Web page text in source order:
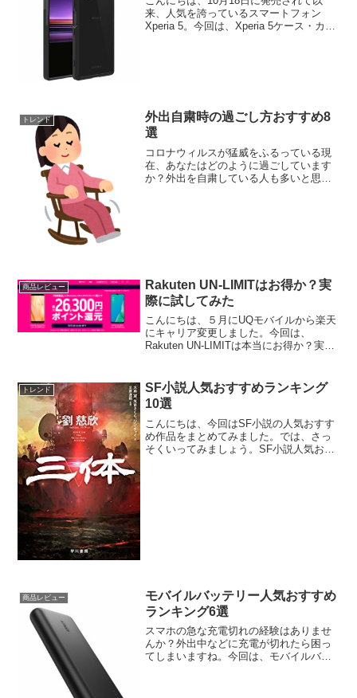
来、人気を誇っているスマートフォン
Xperia 5。今回は、Xperia 5ケース・カバ
トレンド
外出自粛時の過ごし方おすすめ8
選
コロナウィルスが猛威をふるっている現
在、あなたはどのように過ごしています
か？外出を自粛している人も多いと思い
商品レビュー
Rakuten UN-LIMITはお得か？実
際に試してみた
こんにちは、５月にUQモバイルから楽天
にキャリア変更しました。今回は、
Rakuten UN-LIMITは本当にお得か？実際
Rakuten UN-LIMITはお得か？実際...
トレンド
SF小説人気おすすめランキング
10選
こんにちは、今回はSF小説の人気おすす
め作品をまとめてみました。では、さっ
そくいってみましょう。SF小説人気おす
商品レビュー
モバイルバッテリー人気おすすめ
ランキング6選
スマホの急な充電切れの経験はありませ
んか？外出中などに充電が切れたら困っ
てしまいますね。今回は、モバイルバッ